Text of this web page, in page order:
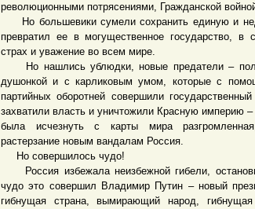
революционными потрясениями, Гражданской
Но большевики сумели сохранить единую и
превратил ее в могущественное государство, в
страх и уважение во всем мире.
Но нашлись ублюдки, новые предатели –
душонкой и с карликовым умом, которые с
партийных оборотней совершили
захватили власть и уничтожили Красную империю
была исчезнуть с карты мира
растерзание новым вандалам Россия.
Но совершилось чудо!
Россия избежала неизбежной гибели,
чудо это совершил Владимир Путин – новый
гибнущая страна, вымирающий народ, гибнущая